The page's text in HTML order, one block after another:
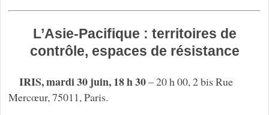
L’Asie-Pacifique : territoires de
contrôle, espaces de résistance
IRIS, mardi 30 juin, 18 h 30– 20 h 00, 2 bis Rue
Mercœur, 75011, Paris.